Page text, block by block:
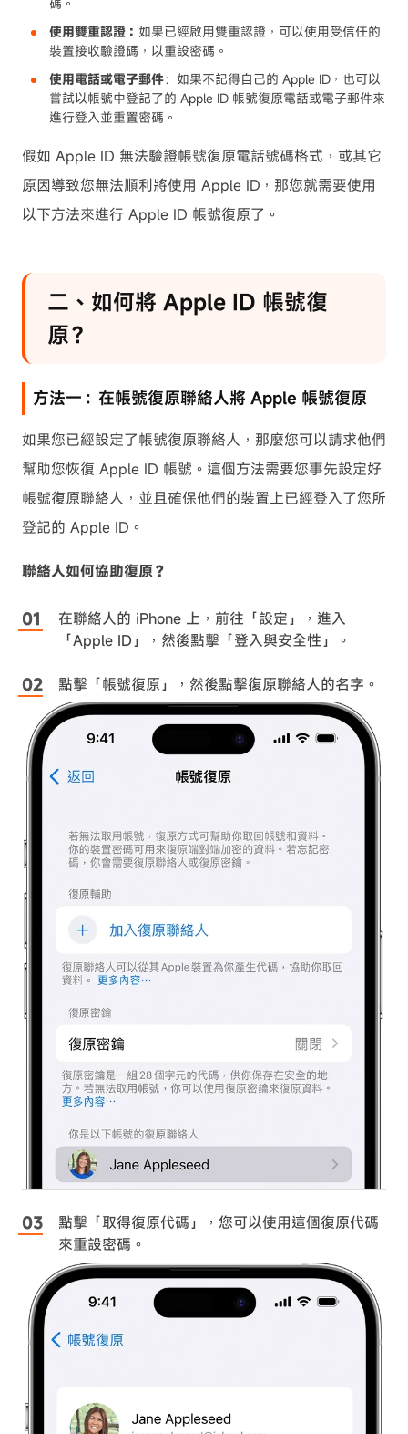
使用雙重認證： 如果已經啟用雙重認證，可以使用受信任的
裝置接收驗證碼，以重設密碼。
使用電話或電子郵件：如果不記得自己的 Apple ID，也可以
嘗試以帳號中登記了的 Apple ID 帳號復原電話或電子郵件來
進行登入並重置密碼。
假如 Apple ID 無法驗證帳號復原電話號碼格式，或其它
原因導致您無法順利將使用 Apple ID，那您就需要使用
以下方法來進行 Apple ID 帳號復原了。
二、如何將 Apple ID 帳號復
原？
方法一：在帳號復原聯絡人將 Apple 帳號復原
如果您已經設定了帳號復原聯絡人，那麼您可以請求他們
幫助您恢復 Apple ID 帳號。這個方法需要您事先設定好
帳號復原聯絡人，並且確保他們的裝置上已經登入了您所
登記的 Apple ID。
聯絡人如何協助復原？
在聯絡人的 iPhone 上，前往「設定」，進入
「Apple ID」，然後點擊「登入與安全性」。
點擊「帳號復原」，然後點擊復原聯絡人的名字。
點擊「取得復原代碼」，您可以使用這個復原代碼
來重設密碼。